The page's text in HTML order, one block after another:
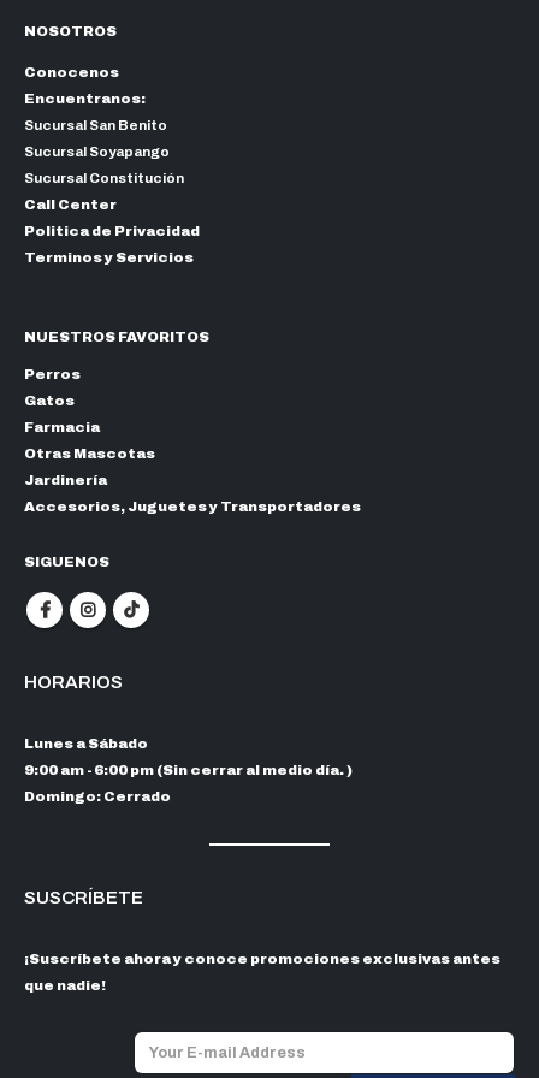
NOSOTROS
Conocenos
Encuentranos:
Sucursal San Benito
Sucursal Soyapango
Sucursal Constitución
Call Center
Politica de Privacidad
Terminos y Servicios
NUESTROS FAVORITOS
Perros
Gatos
Farmacia
Otras Mascotas
Jardinería
Accesorios, Juguetes y Transportadores
SIGUENOS
HORARIOS
Lunes a Sábado
9:00 am - 6:00 pm (Sin cerrar al medio día. )
Domingo: Cerrado
SUSCRÍBETE
¡Suscríbete ahora y conoce promociones exclusivas antes
que nadie!